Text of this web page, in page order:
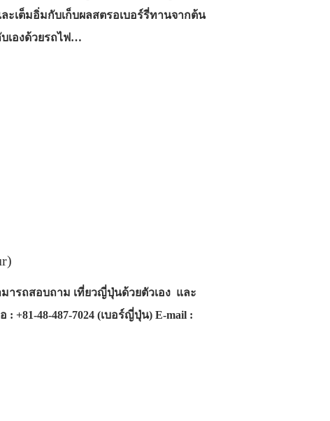
ะเต็มอิ่มกับเก็บผลสตรอเบอร์รี่ทานจากต้น
เองด้วยรถไฟ…
ารถสอบถาม เที่ยวญี่ปุ่นด้วยตัวเอง และ
48-487-7024 (เบอร์ญี่ปุ่น) E-mail :